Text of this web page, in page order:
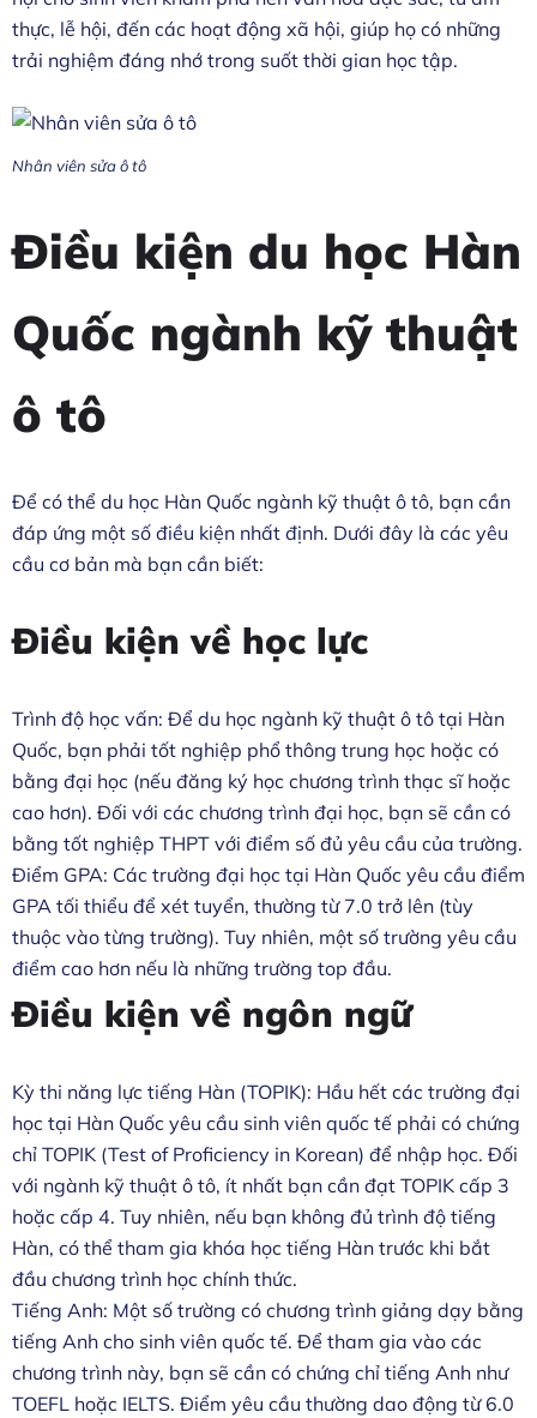
thực, lễ hội, đến các hoạt động xã hội, giúp họ có những
trải nghiệm đáng nhớ trong suốt thời gian học tập.
Nhân viên sửa ô tô
Điều kiện du học Hàn
Quốc ngành kỹ thuật
ô tô
Để có thể du học Hàn Quốc ngành kỹ thuật ô tô, bạn cần
đáp ứng một số điều kiện nhất định. Dưới đây là các yêu
cầu cơ bản mà bạn cần biết:
Điều kiện về học lực
Trình độ học vấn: Để du học ngành kỹ thuật ô tô tại Hàn
Quốc, bạn phải tốt nghiệp phổ thông trung học hoặc có
bằng đại học (nếu đăng ký học chương trình thạc sĩ hoặc
cao hơn). Đối với các chương trình đại học, bạn sẽ cần có
bằng tốt nghiệp THPT với điểm số đủ yêu cầu của trường.
Điểm GPA: Các trường đại học tại Hàn Quốc yêu cầu điểm
GPA tối thiểu để xét tuyển, thường từ 7.0 trở lên (tùy
thuộc vào từng trường). Tuy nhiên, một số trường yêu cầu
điểm cao hơn nếu là những trường top đầu.
Điều kiện về ngôn ngữ
Kỳ thi năng lực tiếng Hàn (TOPIK): Hầu hết các trường đại
học tại Hàn Quốc yêu cầu sinh viên quốc tế phải có chứng
chỉ TOPIK (Test of Proficiency in Korean) để nhập học. Đối
với ngành kỹ thuật ô tô, ít nhất bạn cần đạt TOPIK cấp 3
hoặc cấp 4. Tuy nhiên, nếu bạn không đủ trình độ tiếng
Hàn, có thể tham gia khóa học tiếng Hàn trước khi bắt
đầu chương trình học chính thức.
Tiếng Anh: Một số trường có chương trình giảng dạy bằng
tiếng Anh cho sinh viên quốc tế. Để tham gia vào các
chương trình này, bạn sẽ cần có chứng chỉ tiếng Anh như
TOEFL hoặc IELTS. Điểm yêu cầu thường dao động từ 6.0